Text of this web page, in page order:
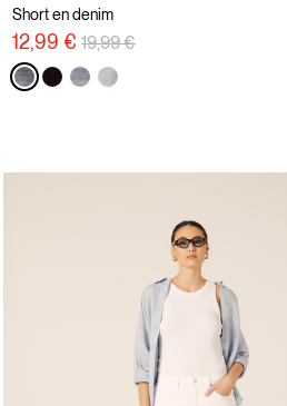
Short en denim
12,99 € Prix réduit de
19,99 €à